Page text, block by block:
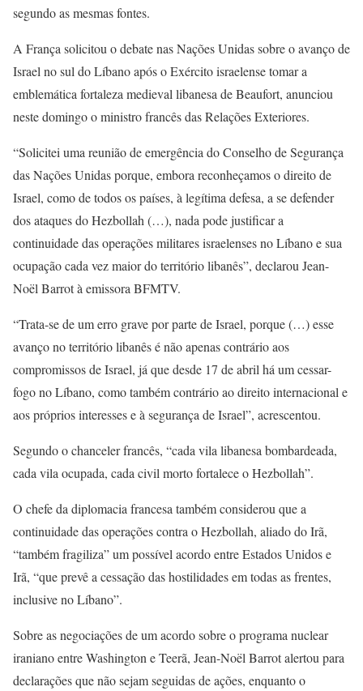
segundo as mesmas fontes.
A França solicitou o debate nas Nações Unidas sobre o avanço de
Israel no sul do Líbano após o Exército israelense tomar a
emblemática fortaleza medieval libanesa de Beaufort, anunciou
neste domingo o ministro francês das Relações Exteriores.
“Solicitei uma reunião de emergência do Conselho de Segurança
das Nações Unidas porque, embora reconheçamos o direito de
Israel, como de todos os países, à legítima defesa, a se defender
dos ataques do Hezbollah (…), nada pode justificar a
continuidade das operações militares israelenses no Líbano e sua
ocupação cada vez maior do território libanês”, declarou Jean-
Noël Barrot à emissora BFMTV.
“Trata-se de um erro grave por parte de Israel, porque (…) esse
avanço no território libanês é não apenas contrário aos
compromissos de Israel, já que desde 17 de abril há um cessar-
fogo no Líbano, como também contrário ao direito internacional e
aos próprios interesses e à segurança de Israel”, acrescentou.
Segundo o chanceler francês, “cada vila libanesa bombardeada,
cada vila ocupada, cada civil morto fortalece o Hezbollah”.
O chefe da diplomacia francesa também considerou que a
continuidade das operações contra o Hezbollah, aliado do Irã,
“também fragiliza” um possível acordo entre Estados Unidos e
Irã, “que prevê a cessação das hostilidades em todas as frentes,
inclusive no Líbano”.
Sobre as negociações de um acordo sobre o programa nuclear
iraniano entre Washington e Teerã, Jean-Noël Barrot alertou para
declarações que não sejam seguidas de ações, enquanto o